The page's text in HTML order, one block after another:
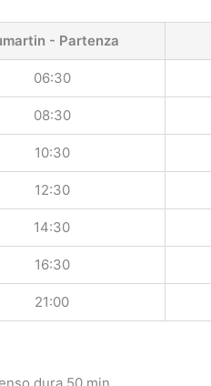
- Partenza
06:30
08:30
10:30
12:30
14:30
16:30
21:00